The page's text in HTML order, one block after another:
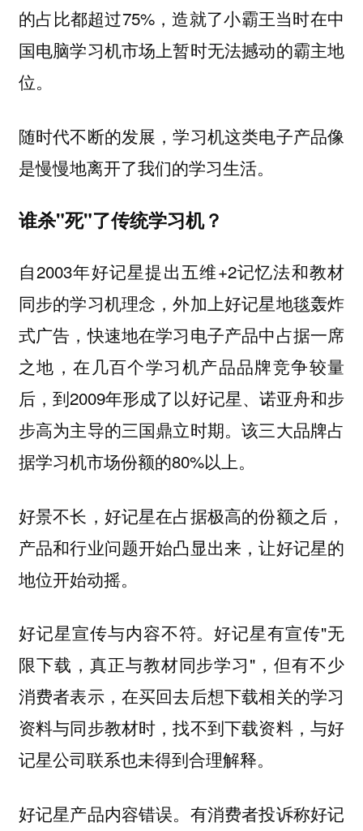
的占比都超过75%，造就了小霸王当时在中
国电脑学习机市场上暂时无法撼动的霸主地
位。
随时代不断的发展，学习机这类电子产品像
是慢慢地离开了我们的学习生活。
谁杀"死"了传统学习机？
自2003年好记星提出五维+2记忆法和教材
同步的学习机理念，外加上好记星地毯轰炸
式广告，快速地在学习电子产品中占据一席
之地，在几百个学习机产品品牌竞争较量
后，到2009年形成了以好记星、诺亚舟和步
步高为主导的三国鼎立时期。该三大品牌占
据学习机市场份额的80%以上。
好景不长，好记星在占据极高的份额之后，
产品和行业问题开始凸显出来，让好记星的
地位开始动摇。
好记星宣传与内容不符。好记星有宣传"无
限下载，真正与教材同步学习"，但有不少
消费者表示，在买回去后想下载相关的学习
资料与同步教材时，找不到下载资料，与好
记星公司联系也未得到合理解释。
好记星产品内容错误。有消费者投诉称好记